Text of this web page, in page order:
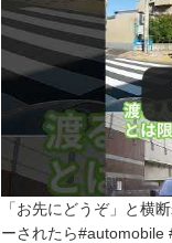
「お先にどうぞ」と横
ーされたら#automobile